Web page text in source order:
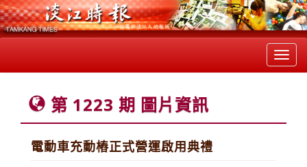
第 1223 期 圖片資訊
電動車充動樁正式營運啟用典禮